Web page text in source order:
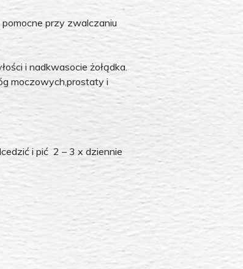
przy zwalczaniu
i nadkwasocie żołądka.
moczowych,prostaty i
i pić 2 – 3 x dziennie